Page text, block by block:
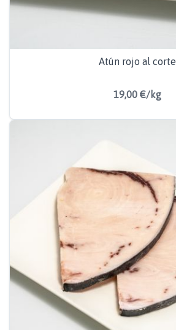
Atún rojo al corte
19,00 €/kg